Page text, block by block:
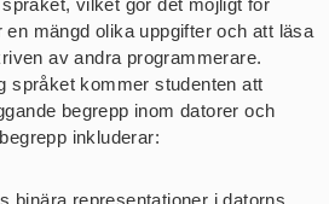
vilket gör det möjligt för
mängd olika uppgifter och att läsa
av andra programmerare.
språket kommer studenten att
begrepp inom datorer och
inkluderar:
binära representationer i datorns